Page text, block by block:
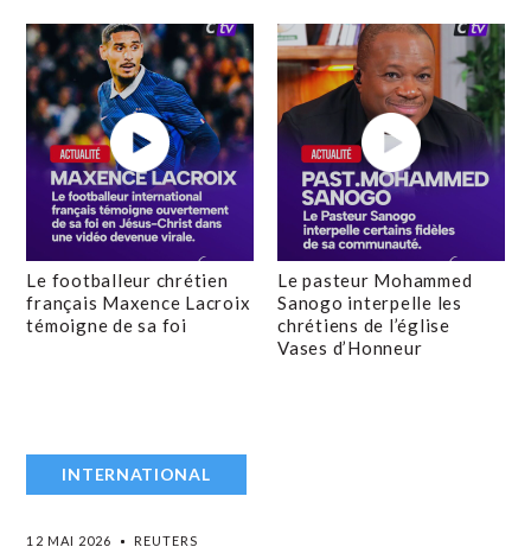
Le footballeur chrétien
français Maxence Lacroix
témoigne de sa foi
Le pasteur Mohammed
Sanogo interpelle les
chrétiens de l’église
Vases d’Honneur
INTERNATIONAL
12 MAI 2026 REUTERS